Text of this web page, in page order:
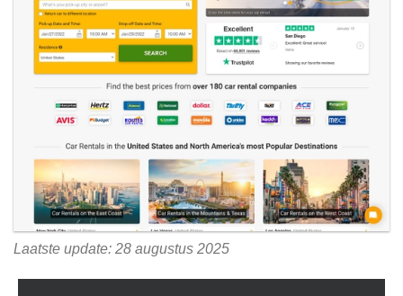
Laatste update: 28 augustus 2025